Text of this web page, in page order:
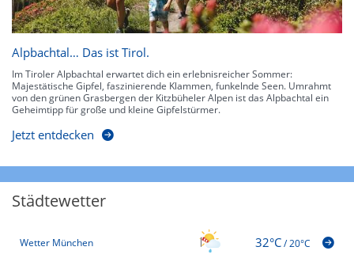
Alpbachtal… Das ist Tirol.
Im Tiroler Alpbachtal erwartet dich ein erlebnisreicher Sommer:
Majestätische Gipfel, faszinierende Klammen, funkelnde Seen. Umrahmt
von den grünen Grasbergen der Kitzbüheler Alpen ist das Alpbachtal ein
Geheimtipp für große und kleine Gipfelstürmer.
Jetzt entdecken
Städtewetter
Wetter München 32°C/20°C